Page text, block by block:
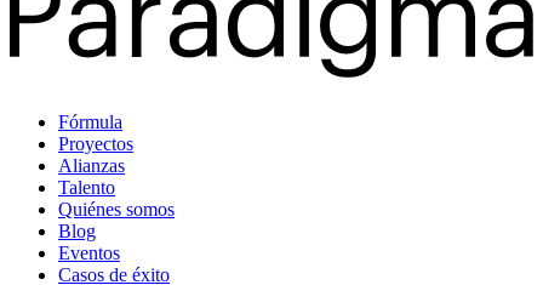
Fórmula
Proyectos
Alianzas
Talento
Quiénes somos
Blog
Eventos
Casos de éxito